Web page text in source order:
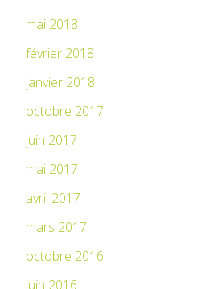
mai 2018
février 2018
janvier 2018
octobre 2017
juin 2017
mai 2017
avril 2017
mars 2017
octobre 2016
juin 2016